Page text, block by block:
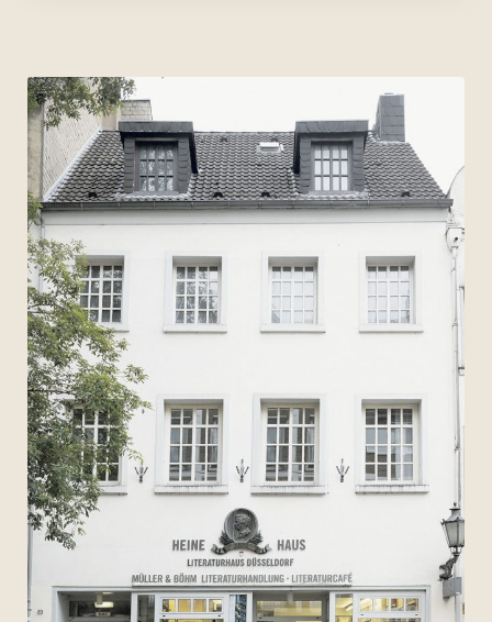
Archiv 2019
Archiv 2018
Archiv 2017
Archiv 2016
Archiv 2015
Archiv 2014
Archiv 2013
Archiv 2012
Archiv 2011
Archiv 2010